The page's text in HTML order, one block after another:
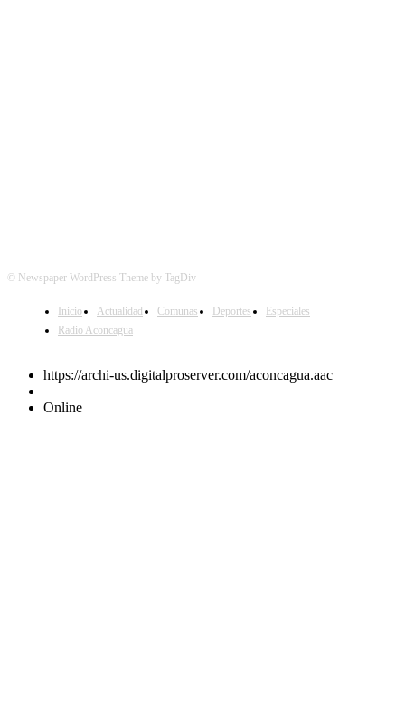
© Newspaper WordPress Theme by TagDiv
Inicio Actualidad Comunas Deportes
Especiales
Radio Aconcagua
https://archi-us.digitalproserver.com/aconcagua.aac
Online